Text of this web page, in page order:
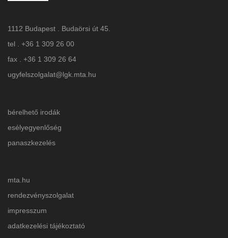
1112 Budapest . Budaörsi út 45.
tel . +36 1 309 26 00
fax . +36 1 309 26 64
ugyfelszolgalat@lgk.mta.hu
bérelhető irodák
esélyegyenlőség
panaszkezelés
mta.hu
rendezvényszolgalat
impresszum
adatkezelési tájékoztató